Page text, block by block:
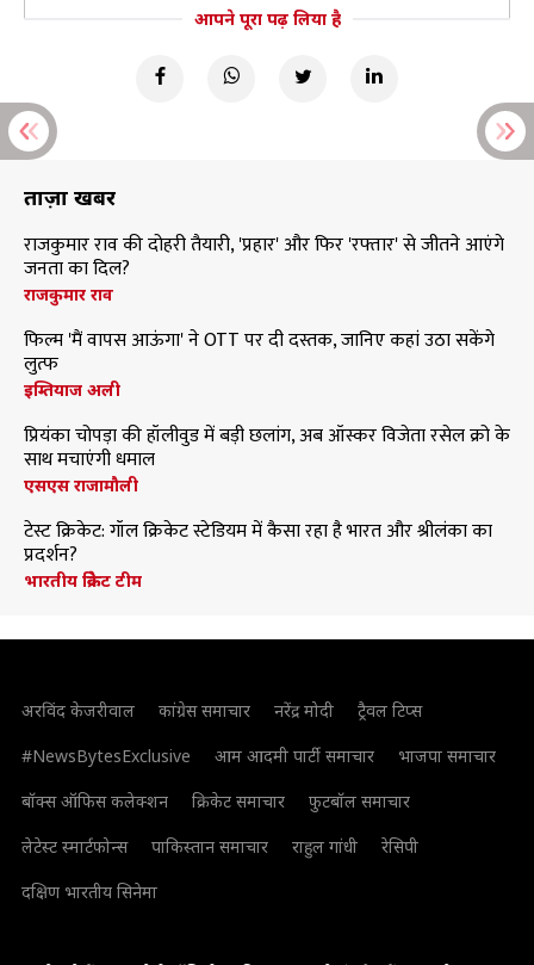
आपने पूरा पढ़ लिया है
ताज़ा खबरें
राजकुमार राव की दोहरी तैयारी, 'प्रहार' और फिर 'रफ्तार' से जीतने आएंगे
जनता का दिल?
राजकुमार राव
फिल्म 'मैं वापस आऊंगा' ने OTT पर दी दस्तक, जानिए कहां उठा सकेंगे
लुत्फ
इम्तियाज अली
प्रियंका चोपड़ा की हॉलीवुड में बड़ी छलांग, अब ऑस्कर विजेता रसेल क्रो के
साथ मचाएंगी धमाल
एसएस राजामौली
टेस्ट क्रिकेट: गॉल क्रिकेट स्टेडियम में कैसा रहा है भारत और श्रीलंका का
प्रदर्शन?
भारतीय क्रिकेट टीम
अरविंद केजरीवाल कांग्रेस समाचार नरेंद्र मोदी
ट्रैवल टिप्स
#NewsBytesExclusive
आम आदमी पार्टी समाचार
भाजपा समाचार
बॉक्स ऑफिस कलेक्शन
क्रिकेट समाचार
फुटबॉल समाचार
लेटेस्ट स्मार्टफोन्स
पाकिस्तान समाचार राहुल गांधी
रेसिपी
दक्षिण भारतीय सिनेमा